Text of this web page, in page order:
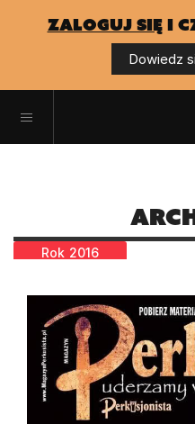
zaloguj sięi
Dowiedz
Rok 2016